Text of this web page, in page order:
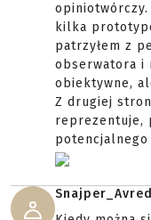
opiniotwórczy.
kilka
patrzyłem z
obserwatora i
obiektywne,
Z drugiej
reprezentuje,
Snajper_Avred